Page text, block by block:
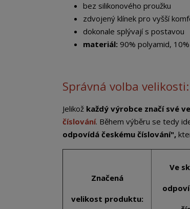
bez silikonového proužku
zdvojený klínek pro vyšší
dokonale splývají s postavou
materiál: 90% polyamid,
Správná volba velikosti:
Jelikož každý výrobce značí své
číslování. Během výběru se tedy
odpovídá českému číslování",
Značená
velikost produktu:
Ve